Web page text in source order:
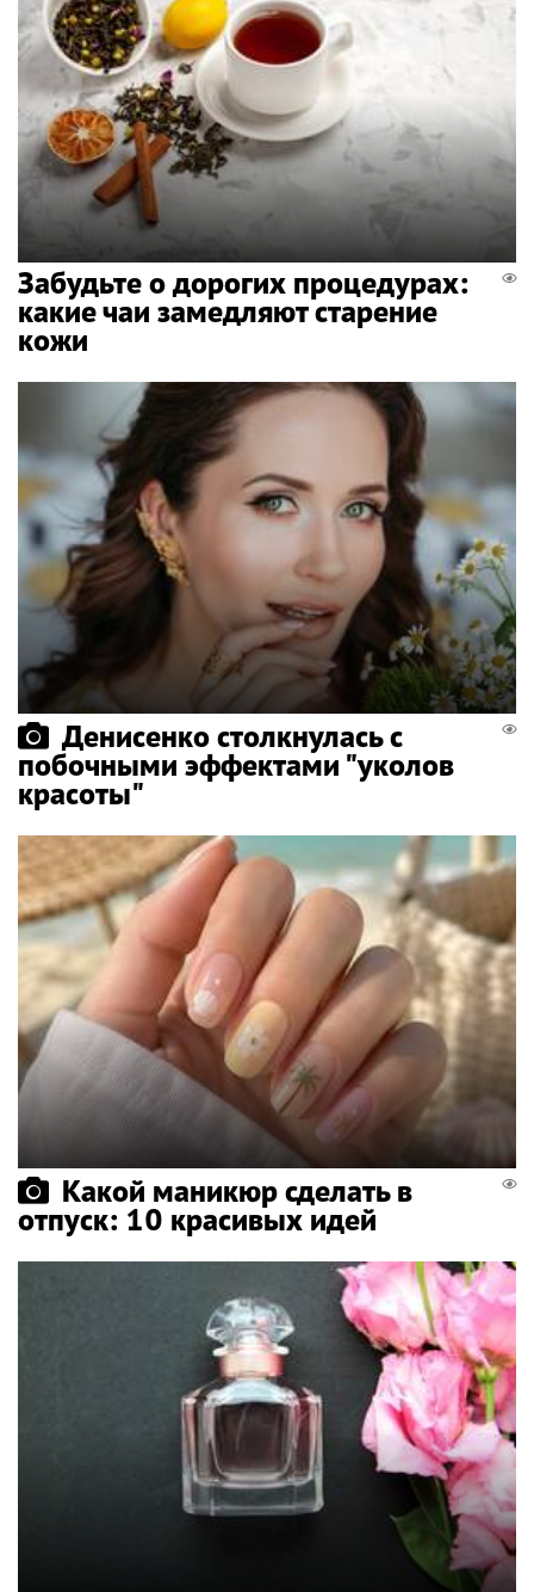
Забудьте о дорогих процедурах:
какие чаи замедляют старение
кожи
Денисенко столкнулась с
побочными эффектами "уколов
красоты"
Какой маникюр сделать в
отпуск: 10 красивых идей